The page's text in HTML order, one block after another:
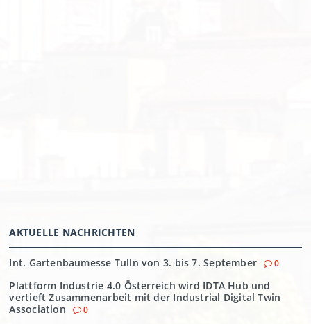
AKTUELLE NACHRICHTEN
Int. Gartenbaumesse Tulln von 3. bis 7. September 0
Plattform Industrie 4.0 Österreich wird IDTA Hub und
vertieft Zusammenarbeit mit der Industrial Digital Twin
Association
0